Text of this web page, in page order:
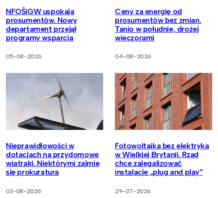
NFOŚiGW uspokaja
prosumentów. Nowy
departament przejął
programy wsparcia
05-08-2026
Ceny za energię od
prosumentów bez zmian.
Tanio w południe, drożej
wieczorami
04-08-2026
Nieprawidłowości w
dotacjach na przydomowe
wiatraki. Niektórymi zajmie
się prokuratura
03-08-2026
Fotowoltaika bez elektryka
w Wielkiej Brytanii. Rząd
chce zalegalizować
instalacje „plug and play”
29-07-2026